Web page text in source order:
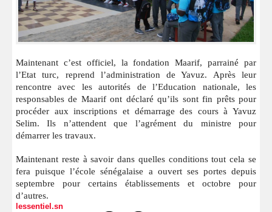
Maintenant c’est officiel, la fondation Maarif, parrainé par
l’Etat turc, reprend l’administration de Yavuz. Après leur
rencontre avec les autorités de l’Education nationale, les
responsables de Maarif ont déclaré qu’ils sont fin prêts pour
procéder aux inscriptions et démarrage des cours à Yavuz
Selim. Ils n’attendent que l’agrément du ministre pour
démarrer les travaux.
Maintenant reste à savoir dans quelles conditions tout cela se
fera puisque l’école sénégalaise a ouvert ses portes depuis
septembre pour certains établissements et octobre pour
d’autres.
lessentiel.sn